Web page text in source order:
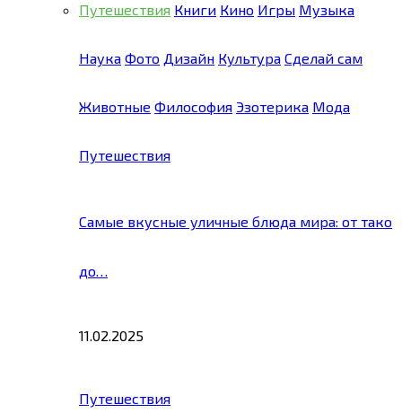
Путешествия Книги Кино Игры Музыка
Наука Фото Дизайн Культура Сделай сам
Животные Философия Эзотерика Мода
Путешествия
Самые вкусные уличные блюда мира: от тако
до…
11.02.2025
Путешествия